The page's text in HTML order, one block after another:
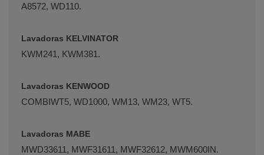
A8572, WD110.
Lavadoras KELVINATOR
KWM241, KWM381.
Lavadoras KENWOOD
COMBIWT5, WD1000, WM13, WM23, WT5.
Lavadoras MABE
MWD33611, MWF31611, MWF32612, MWM600IN.